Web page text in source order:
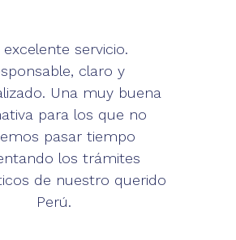
excelente servicio.
claro y
Una muy buena
para los que no
pasar tiempo
los trámites
de nuestro querido
Perú.